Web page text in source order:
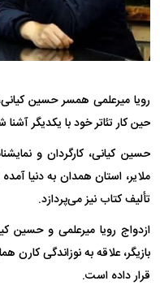
حین کار تئاتر خود با یکدیگر
ملایر، استان همدان به دنیا
تألیف کتاب نیز می‌پردازد.
ازدواج رویا میرعلمی و حسین
بازیگر، علاقه به نوزاندگی کارن
قرار داده است.